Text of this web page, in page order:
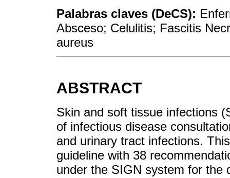
Palabras claves (DeCS):
Absceso; Celulitis; Fascitis
aureus
ABSTRACT
Skin and soft tissue infections
of infectious disease
and urinary tract infections.
guideline with 38
under the SIGN system for the